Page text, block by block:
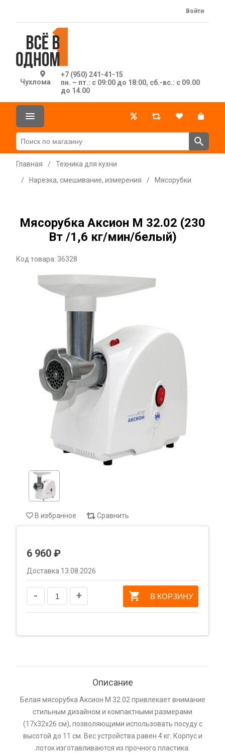
Чухлома
+7 (950) 241-41-15
пн. – пт.: с 09:00 до 18:00, сб.-вс.: с 09.00
до 14.00
Войти
Главная /
Техника для кухни
/
Нарезка, смешивание, измерения / Мясорубки
Мясорубка Аксион М 32.02 (230
Вт /1,6 кг/мин/белый)
Код товара: 36328
В избранное Сравнить
6 960 ₽
Доставка 13.08.2026
- + В КОРЗИНУ
Описание
Белая мясорубка Аксион М 32.02 привлекает внимание
стильным дизайном и компактными размерами
(17x32x26 см), позволяющими использовать посуду с
высотой до 11 см. Вес устройства равен 4 кг. Корпус и
лоток изготавливаются из прочного пластика.